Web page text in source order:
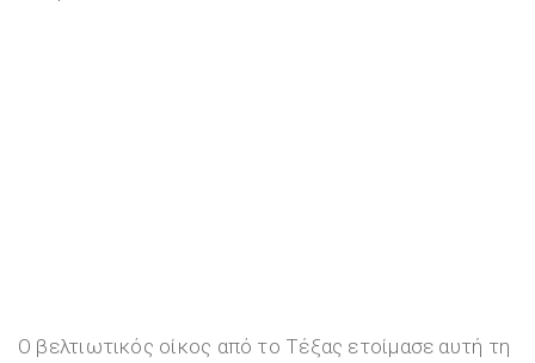
Ο βελτιωτικός οίκος από το Τέξας ετοίμασε αυτή τη